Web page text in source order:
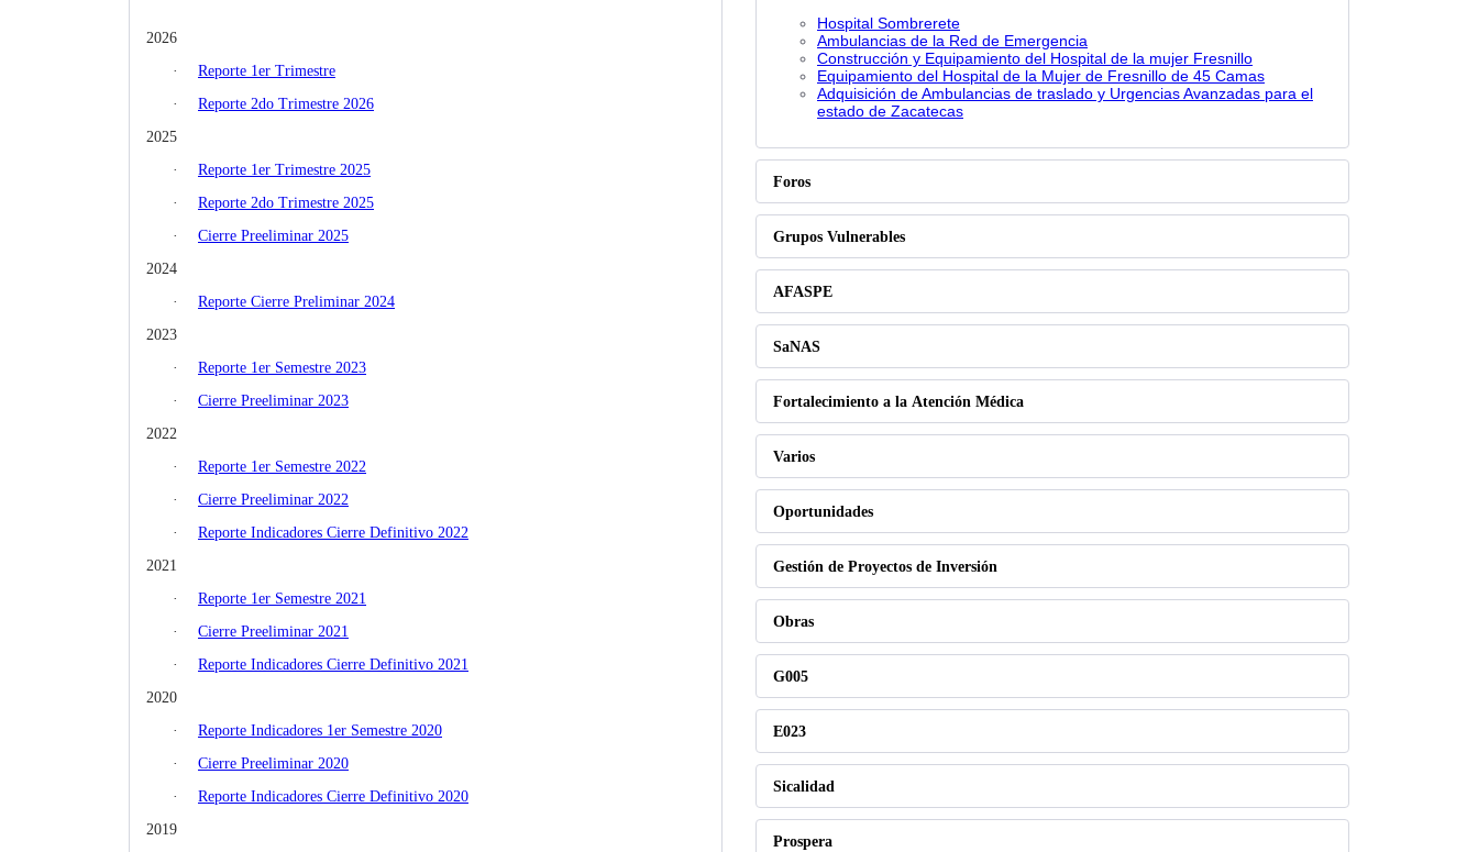
2026
·
Reporte 1er Trimestre
·
Reporte 2do Trimestre 2026
2025
·
Reporte 1er Trimestre 2025
·
Reporte 2do Trimestre 2025
·
Cierre Preeliminar 2025
2024
·
Reporte Cierre Preliminar 2024
2023
·
Reporte 1er Semestre 2023
·
Cierre Preeliminar 2023
2022
·
Reporte 1er Semestre 2022
·
Cierre Preeliminar 2022
·
Reporte Indicadores Cierre Definitivo 2022
2021
·
Reporte 1er Semestre 2021
·
Cierre Preeliminar 2021
·
Reporte Indicadores Cierre Definitivo 2021
2020
·
Reporte Indicadores 1er Semestre 2020
·
Cierre Preeliminar 2020
·
Reporte Indicadores Cierre Definitivo 2020
2019
Hospital Sombrerete
Ambulancias de la Red de Emergencia
Construcción y Equipamiento del Hospital de la mujer Fresnillo
Equipamiento del Hospital de la Mujer de Fresnillo de 45 Camas
Adquisición de Ambulancias de traslado y Urgencias Avanzadas para el
estado de Zacatecas
Foros
Grupos Vulnerables
AFASPE
SaNAS
Fortalecimiento a la Atención Médica
Varios
Oportunidades
Gestión de Proyectos de Inversión
Obras
G005
E023
Sicalidad
Prospera